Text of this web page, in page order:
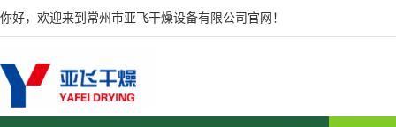
你好，欢迎来到常州市亚飞干燥设备有限公司官网！